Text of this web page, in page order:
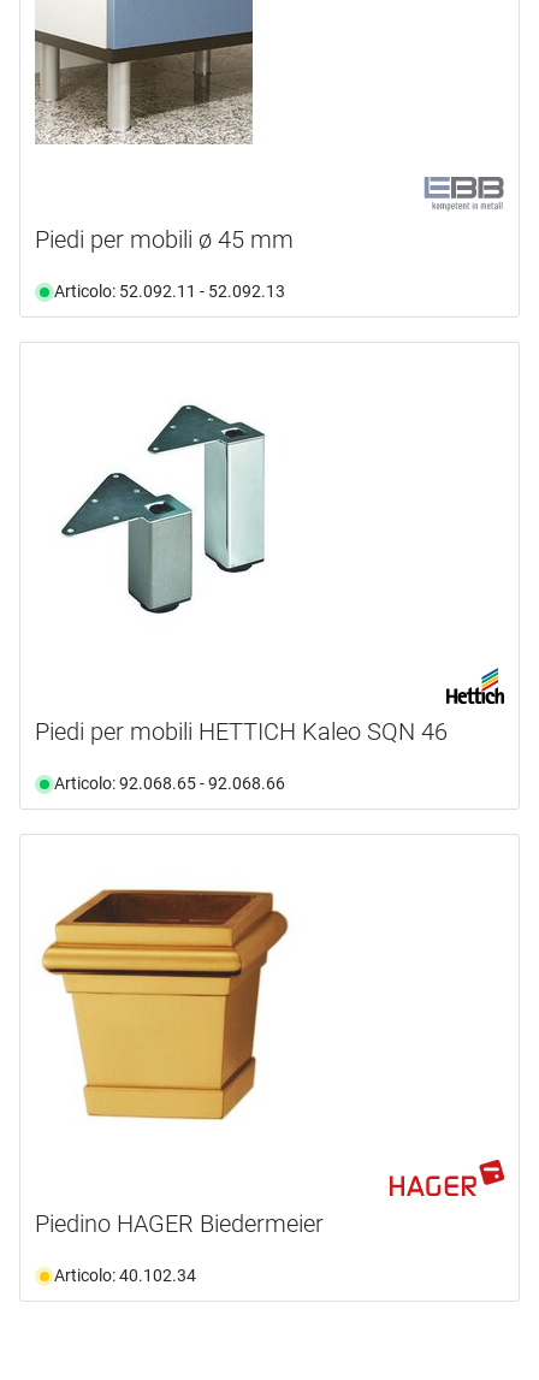
Piedi per mobili ø 45 mm
Articolo: 52.092.11 - 52.092.13
Piedi per mobili HETTICH Kaleo SQN 46
Articolo: 92.068.65 - 92.068.66
Piedino HAGER Biedermeier
Articolo: 40.102.34